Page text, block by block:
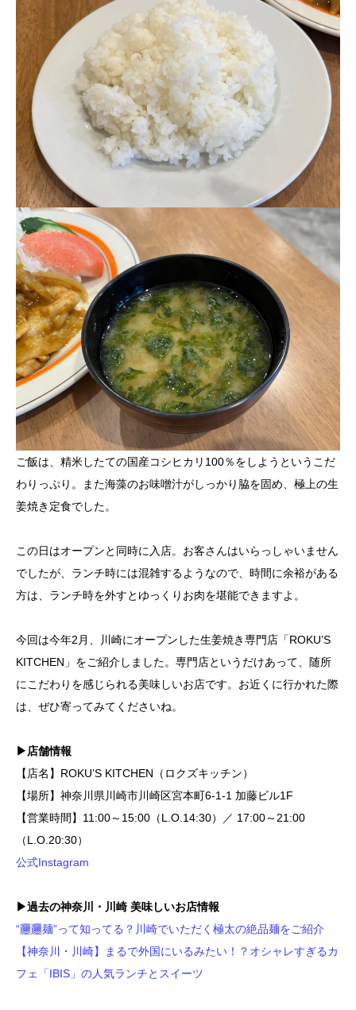
ご飯は、精米したての国産コシヒカリ100％をしようというこだ
わりっぷり。また海藻のお味噌汁がしっかり脇を固め、極上の生
姜焼き定食でした。
この日はオープンと同時に入店。お客さんはいらっしゃいません
でしたが、ランチ時には混雑するようなので、時間に余裕がある
方は、ランチ時を外すとゆっくりお肉を堪能できますよ。
今回は今年2月、川崎にオープンした生姜焼き専門店「ROKU’S
KITCHEN」をご紹介しました。専門店というだけあって、随所
にこだわりを感じられる美味しいお店です。お近くに行かれた際
は、ぜひ寄ってみてくださいね。
▶店舗情報
【店名】ROKU’S KITCHEN（ロクズキッチン）
【場所】神奈川県川崎市川崎区宮本町6-1-1 加藤ビル1F
【営業時間】11:00～15:00（L.O.14:30）／ 17:00～21:00
（L.O.20:30）
公式Instagram
▶過去の神奈川・川崎 美味しいお店情報
“𰻞𰻞麺”って知ってる？川崎でいただく極太の絶品麺をご紹介
【神奈川・川崎】まるで外国にいるみたい！？オシャレすぎるカ
フェ「IBIS」の人気ランチとスイーツ